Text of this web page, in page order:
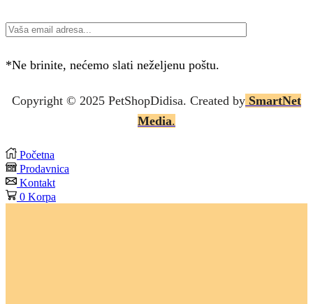
*Ne brinite, nećemo slati neželjenu poštu.
Copyright © 2025 PetShopDidisa. Created by SmartNet
Media.
Početna
Prodavnica
Kontakt
0 Korpa